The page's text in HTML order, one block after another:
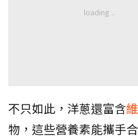
不只如此，洋蔥還富含
物，這些營養素能攜手